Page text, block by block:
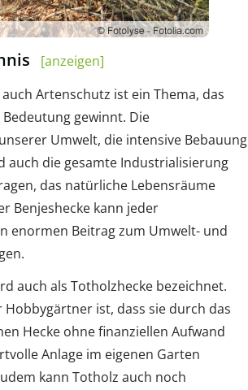
[anzeigen]
Artenschutz ist ein Thema, das
gewinnt. Die
Umwelt, die intensive Bebauung
auch die gesamte Industrialisierung
das natürliche Lebensräume
Benjeshecke kann jeder
enormen Beitrag zum Umwelt- und
auch als Totholzhecke bezeichnet.
Hobbygärtner ist, dass sie durch das
Hecke ohne finanziellen Aufwand
Anlage im eigenen Garten
kann Totholz auch noch